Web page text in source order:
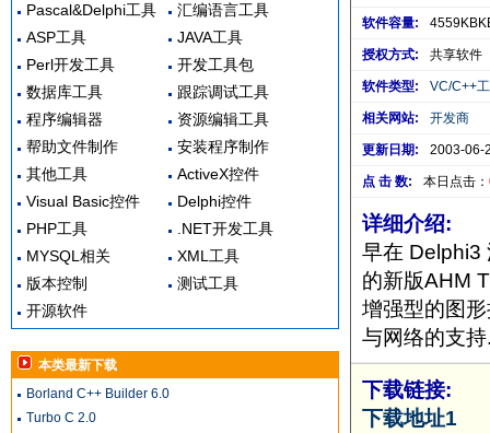
Pascal&Delphi工具
汇编语言工具
ASP工具
JAVA工具
Perl开发工具
开发工具包
数据库工具
跟踪调试工具
程序编辑器
资源编辑工具
帮助文件制作
安装程序制作
其他工具
ActiveX控件
Visual Basic控件
Delphi控件
PHP工具
.NET开发工具
MYSQL相关
XML工具
版本控制
测试工具
开源软件
本类最新下载
Borland C++ Builder 6.0
Turbo C 2.0
软件容量:
授权方式: 共享软件
软件类型: VC/C++
相关网站: 开发商
更新日期: 2003-06-
点 击 数: 本日点击：
详细介绍:
早在 Delphi3
的新版AHM
增强型的图
与网络的支
下载链接:
下载地址1